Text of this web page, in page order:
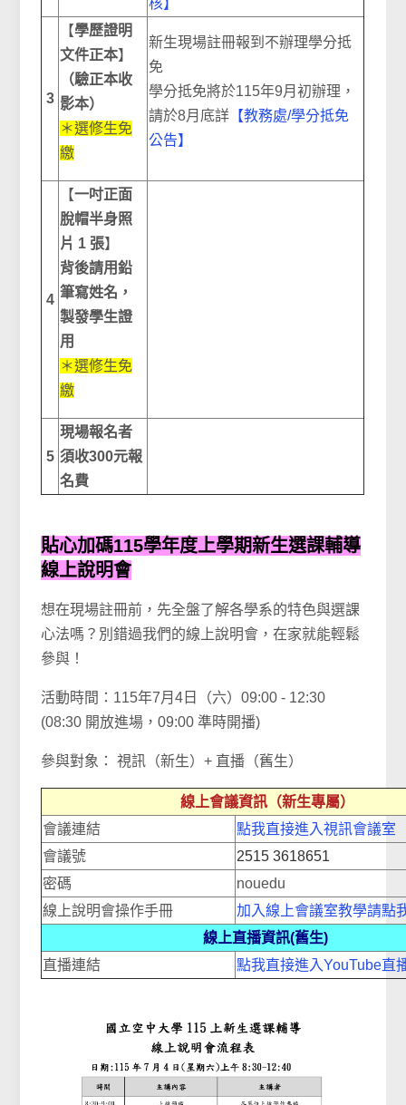
核】
3
【學歷證明
文件正本】
（驗正本收
影本）
＊選修生免
繳
新生現場註冊報到不辦理學分抵
免
學分抵免將於115年9月初辦理，
請於8月底詳 【教務處/學分抵免
公告】
4
【一吋正面
脫帽半身照
片 1 張】
背後請用鉛
筆寫姓名，
製發學生證
用
＊選修生免
繳
5
現場報名者
須收300元報
名費
貼心加碼115學年度上學期新生選課輔導
線上說明會
想在現場註冊前，先全盤了解各學系的特色與選課
心法嗎？別錯過我們的線上說明會，在家就能輕鬆
參與！
活動時間：115年7月4日（六）09:00 - 12:30
(08:30 開放進場，09:00 準時開播)
參與對象： 視訊（新生）+ 直播（舊生）
線上會議資訊（新生專屬）
會議連結
點我直接進入視訊會議室
會議號
2515 3618651
密碼
nouedu
線上說明會操作手冊
加入線上會議室教學請點
線上直播資訊(舊生)
直播連結
點我直接進入YouTube直